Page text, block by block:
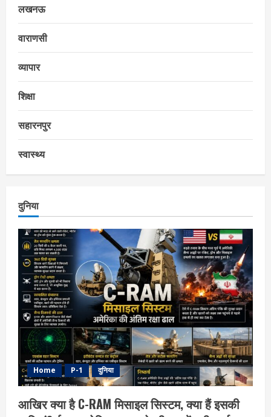
लखनऊ
वाराणसी
व्यापार
शिक्षा
सहारनपुर
स्वास्थ्य
दुनिया
Home P-1 दुनिया
आखिर क्या है C-RAM मिसाइल सिस्टम, क्या हैं इसकी